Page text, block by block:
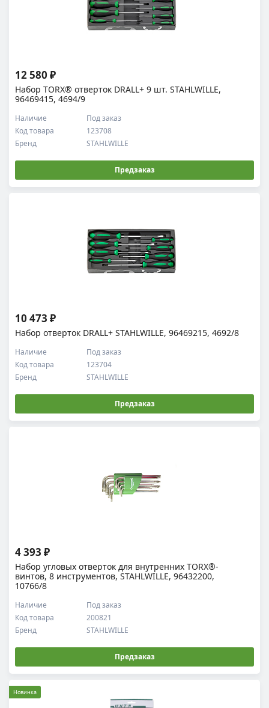
Набор TORX® отверток DRALL+ 9 шт. STAHLWILLE,
96469415, 4694/9
Код товара 123708
Наличие Под заказ
Бренд STAHLWILLE
12 580 ₽
Предзаказ
Набор отверток DRALL+ STAHLWILLE, 96469215, 4692/8
Код товара 123704
Наличие Под заказ
Бренд STAHLWILLE
10 473 ₽
Предзаказ
Набор угловых отверток для внутренних TORX®-
винтов, 8 инструментов, STAHLWILLE, 96432200,
10766/8
Код товара 200821
Наличие Под заказ
Бренд STAHLWILLE
4 393 ₽
Предзаказ
Новинка